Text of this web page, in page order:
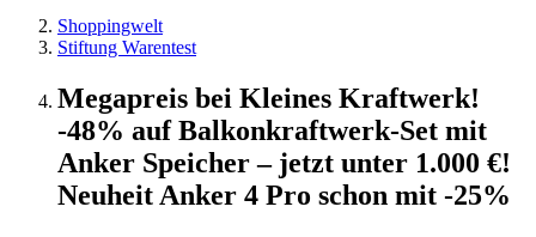
Shoppingwelt
Stiftung Warentest
Megapreis bei Kleines Kraftwerk!
-48% auf Balkonkraftwerk-Set mit
Anker Speicher – jetzt unter 1.000 €!
Neuheit Anker 4 Pro schon mit -25%